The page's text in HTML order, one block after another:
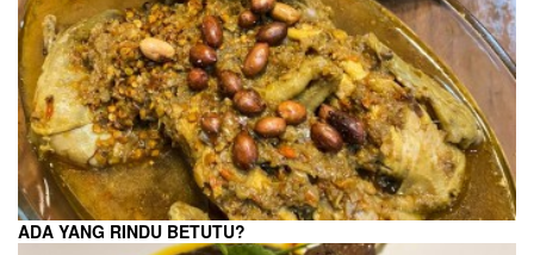
ADA YANG RINDU BETUTU?